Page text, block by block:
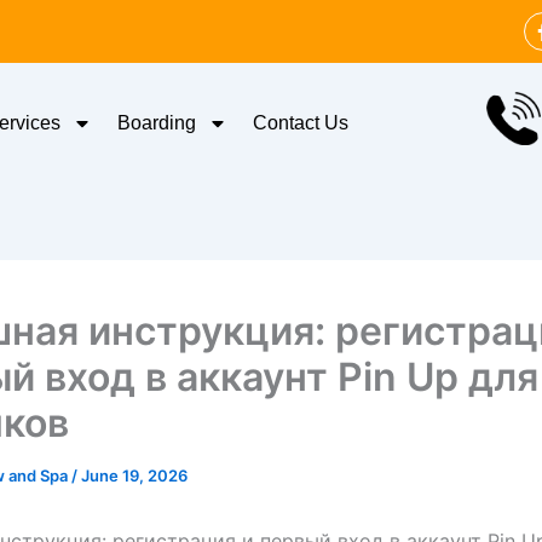
Boarding Contact Us
инструкция:
вход в аккаунт Pin Up для
and Spa /June 19, 2026